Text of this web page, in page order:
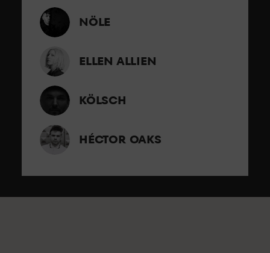
NÖLE
ELLEN ALLIEN
KÖLSCH
HÉCTOR OAKS